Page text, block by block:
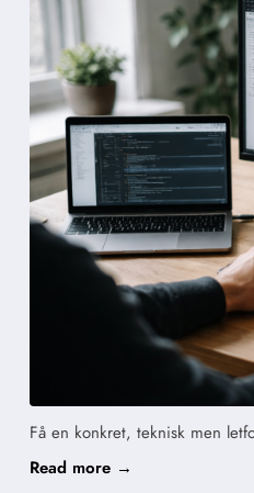
Få en konkret, teknisk men
Read more →